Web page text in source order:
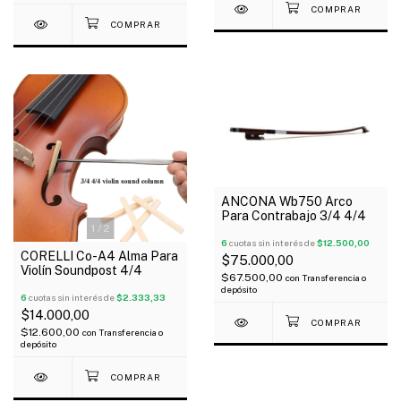
1 / 2
CORELLI Co-A4 Alma Para
Violín Soundpost 4/4
6 cuotas sin interés de$2.333,33
$14.000,00
$12.600,00 con Transferencia o
depósito
ANCONA Wb750 Arco
Para Contrabajo 3/4 4/4
6 cuotas sin interés de$12.500,00
$75.000,00
$67.500,00 con Transferencia o
depósito